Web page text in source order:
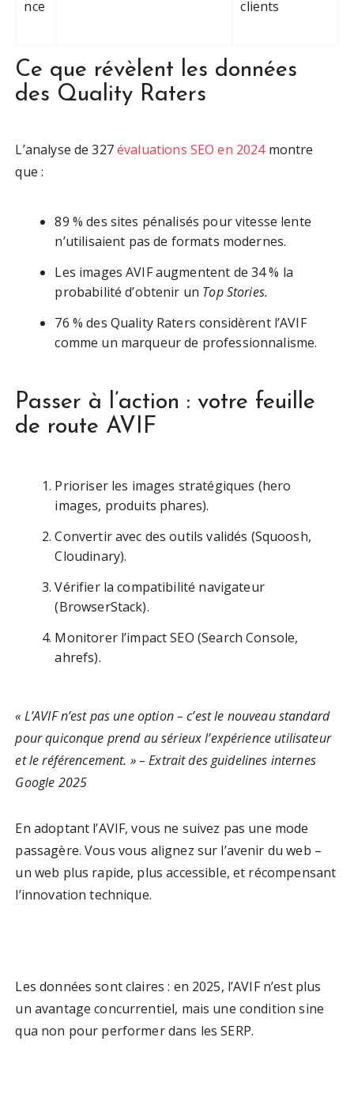
nce clients
Ce que révèlent les données
des Quality Raters
L’analyse de 327évaluations SEO en 2024montre
que :
89 % des sites pénalisés pour vitesse lente
n’utilisaient pas de formats modernes.
Les images AVIF augmentent de 34 % la
probabilité d’obtenir un Top Stories.
76 % des Quality Raters considèrent l’AVIF
comme un marqueur de professionnalisme.
Passer à l’action : votre feuille
de route AVIF
Prioriser les images stratégiques (hero
images, produits phares).
Convertir avec des outils validés (Squoosh,
Cloudinary).
Vérifier la compatibilité navigateur
(BrowserStack).
Monitorer l’impact SEO (Search Console,
ahrefs).
« L’AVIF n’est pas une option – c’est le nouveau standard
pour quiconque prend au sérieux l’expérience utilisateur
et le référencement. » – Extrait des guidelines internes
Google 2025
En adoptant l’AVIF, vous ne suivez pas une mode
passagère. Vous vous alignez sur l’avenir du web –
un web plus rapide, plus accessible, et récompensant
l’innovation technique.
Les données sont claires : en 2025, l’AVIF n’est plus
un avantage concurrentiel, mais une condition sine
qua non pour performer dans les SERP.